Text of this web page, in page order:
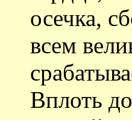
осечка,
всем
Вплоть